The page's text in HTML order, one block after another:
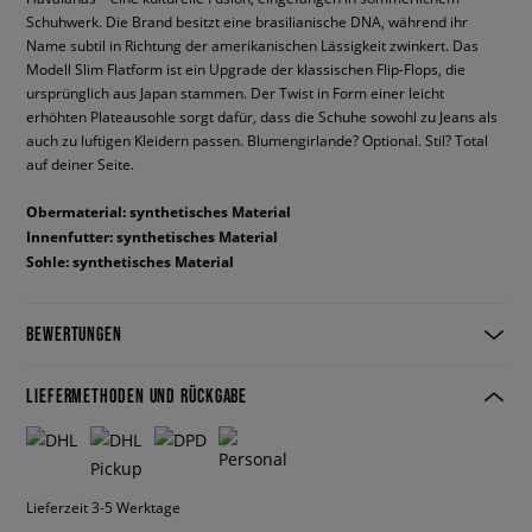
Schuhwerk. Die Brand besitzt eine brasilianische DNA, während ihr
Name subtil in Richtung der amerikanischen Lässigkeit zwinkert. Das
Modell Slim Flatform ist ein Upgrade der klassischen Flip-Flops, die
ursprünglich aus Japan stammen. Der Twist in Form einer leicht
erhöhten Plateausohle sorgt dafür, dass die Schuhe sowohl zu Jeans als
auch zu luftigen Kleidern passen. Blumengirlande? Optional. Stil? Total
auf deiner Seite.
Obermaterial: synthetisches Material
Innenfutter: synthetisches Material
Sohle: synthetisches Material
BEWERTUNGEN
LIEFERMETHODEN UND RÜCKGABE
Lieferzeit 3-5 Werktage